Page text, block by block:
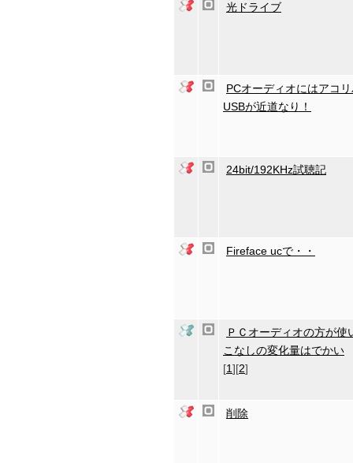
光ドライブ
PCオーディオにはアコ
USBが近道なり！
24bit/192KHz試聴記
Fireface ucで・・
ＰＣオーディオの方が使
こなしの変化量はでかい
[1][2]
削除